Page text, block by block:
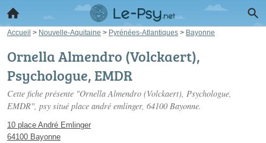
Accueil > Nouvelle-Aquitaine > Pyrénées-Atlantiques > Bayonne
Ornella Almendro (Volckaert),
Psychologue, EMDR
Cette fiche présente "Ornella Almendro (Volckaert), Psychologue,
EMDR", psy situé place andré emlinger, 64100 Bayonne.
10 place André Emlinger
64100 Bayonne